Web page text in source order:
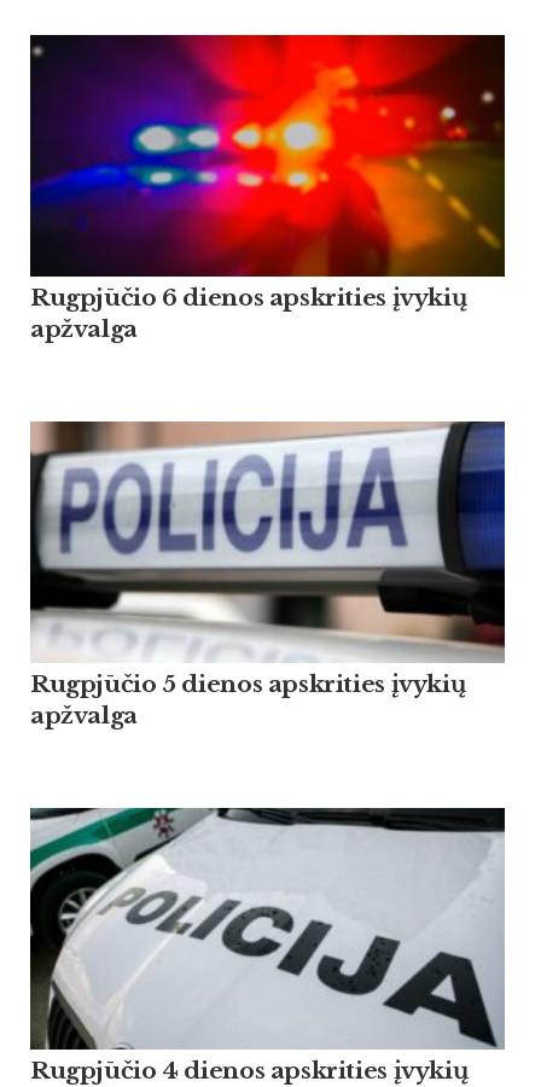
Rugpjūčio 6 dienos apskrities įvykių
apžvalga
Rugpjūčio 5 dienos apskrities įvykių
apžvalga
Rugpjūčio 4 dienos apskrities įvykių